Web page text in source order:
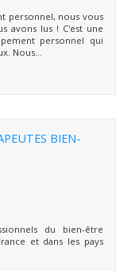
personnel, nous vous
avons lus ! C'est une
personnel qui
Nous...
BIEN-
du bien-être
et dans les pays